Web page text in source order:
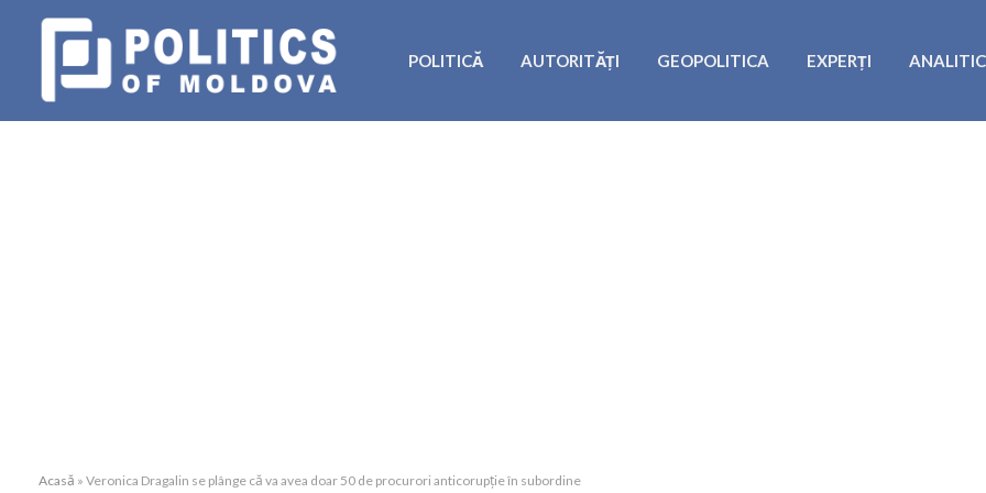
POLITICĂ AUTORITĂȚI GEOPOLITICA EXPERȚI
Acasă » Veronica Dragalin se plânge că va avea doar 50 de procurori anticorupție în subordine